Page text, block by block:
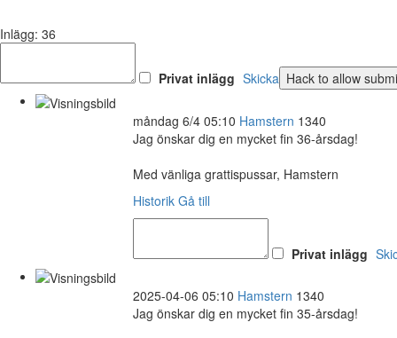
Inlägg: 36
Privat inlägg Skicka
måndag 6/4 05:10 Hamstern 1340
Jag önskar dig en mycket fin 36-årsdag!
Med vänliga grattispussar, Hamstern
Historik Gå till
Privat inlägg
2025-04-06 05:10 Hamstern 1340
Jag önskar dig en mycket fin 35-årsdag!